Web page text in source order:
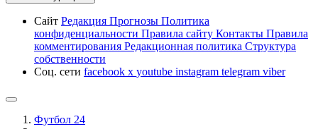
Сайт Редакция Прогнозы Политика
конфиденциальности Правила сайту Контакты Правила
комментирования Редакционная политика Структура
собственности
Соц. сети facebook x youtube instagram telegram viber
Футбол 24